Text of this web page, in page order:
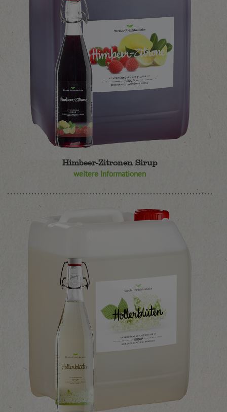
Himbeer-Zitronen Sirup
weitere Informationen